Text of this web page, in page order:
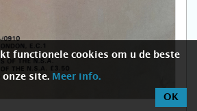
functionele cookies om u de beste
onze site. Meer info.
OK